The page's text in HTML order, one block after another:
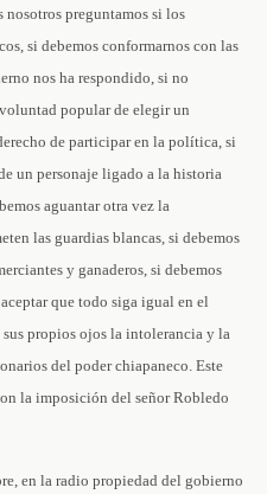
preguntamos si los
si debemos conformarnos con las
nos ha respondido, si no
popular de elegir un
de participar en la política, si
un personaje ligado a la historia
aguantar otra vez la
las guardias blancas, si debemos
y ganaderos, si debemos
que todo siga igual en el
propios ojos la intolerancia y la
del poder chiapaneco. Este
la imposición del señor Robledo
en la radio propiedad del gobierno